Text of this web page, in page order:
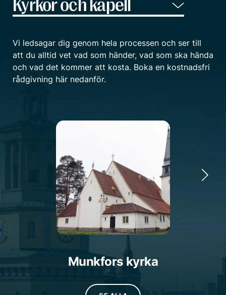
Vi ledsagar dig genom hela processen och ser till
att du alltid vet vad som händer, vad som ska hända
och vad det kommer att kosta. Boka en kostnadsfri
rådgivning här nedanför.
Munkfors kyrka